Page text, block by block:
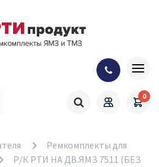
0
Ремкомплекты для
Р/К РТИ НА ДВ.ЯМЗ 7511 (БЕЗ